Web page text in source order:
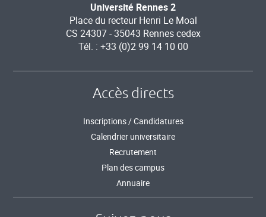
Université Rennes 2
Place du recteur Henri Le Moal
CS 24307 - 35043 Rennes cedex
Tél. : +33 (0)2 99 14 10 00
Accès directs
Inscriptions / Candidatures
Calendrier universitaire
Recrutement
Plan des campus
Annuaire